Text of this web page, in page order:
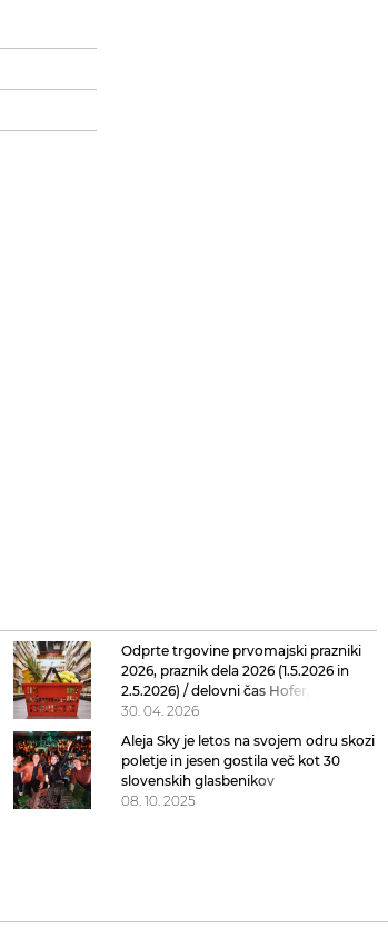
Odprte trgovine prvomajski prazniki
2026, praznik dela 2026 (1.5.2026 in
2.5.2026) / delovni čas Hofer, Lidl,
Mercator, Spar, Citypark, Aleja
30. 04. 2026
Aleja Sky je letos na svojem odru skozi
poletje in jesen gostila več kot 30
slovenskih glasbenikov
08. 10. 2025